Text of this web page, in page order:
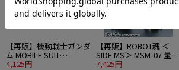
【再販】機動戦士ガンダ
ム MOBILE SUIT
ENSEMBLE 16 10個入り
4,125円
【再販】ROBOT魂 ＜
SIDE MS＞ MSM-07 量産
型ズゴック ver.
7,425円